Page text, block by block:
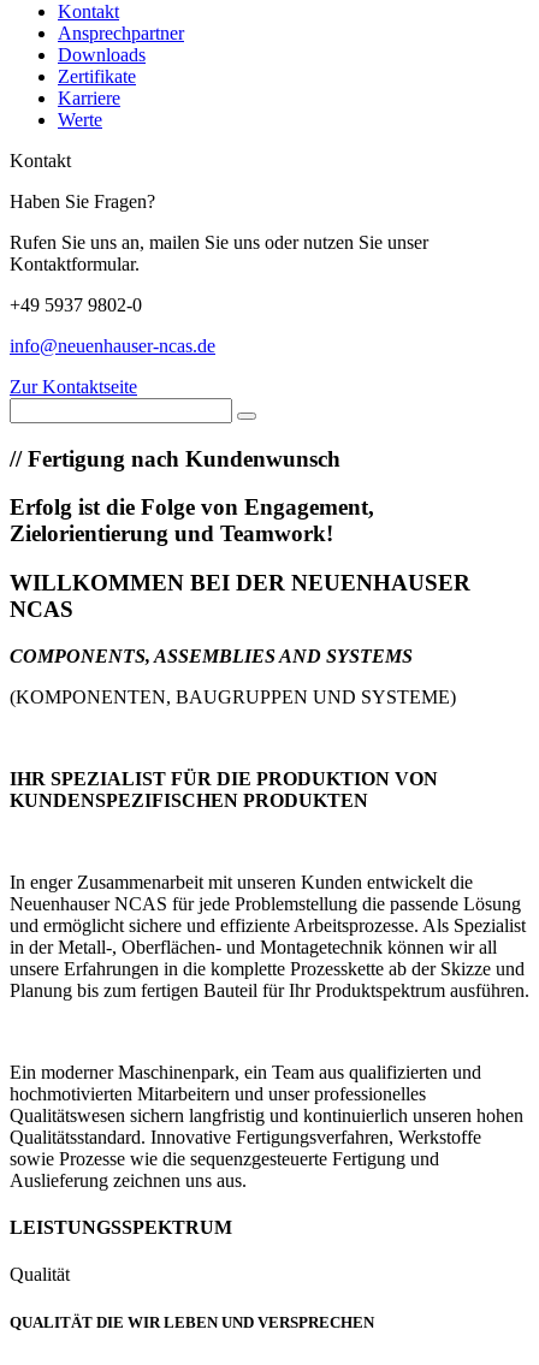
Kontakt
Ansprechpartner
Downloads
Zertifikate
Karriere
Werte
Kontakt
Haben Sie Fragen?
Rufen Sie uns an, mailen Sie uns oder nutzen Sie unser
Kontaktformular.
+49 5937 9802-0
info@neuenhauser-ncas.de
Zur Kontaktseite
//Fertigung nach Kundenwunsch
Erfolg ist die Folge von Engagement,
Zielorientierung und Teamwork!
WILLKOMMEN BEI DER NEUENHAUSER
NCAS
COMPONENTS, ASSEMBLIES AND SYSTEMS
(KOMPONENTEN, BAUGRUPPEN UND SYSTEME)
IHR SPEZIALIST FÜR DIE PRODUKTION VON
KUNDENSPEZIFISCHEN PRODUKTEN
In enger Zusammenarbeit mit unseren Kunden entwickelt die
Neuenhauser NCAS für jede Problemstellung die passende Lösung
und ermöglicht sichere und effiziente Arbeitsprozesse. Als Spezialist
in der Metall-, Oberflächen- und Montagetechnik können wir all
unsere Erfahrungen in die komplette Prozesskette ab der Skizze und
Planung bis zum fertigen Bauteil für Ihr Produktspektrum ausführen.
Ein moderner Maschinenpark, ein Team aus qualifizierten und
hochmotivierten Mitarbeitern und unser professionelles
Qualitätswesen sichern langfristig und kontinuierlich unseren hohen
Qualitätsstandard. Innovative Fertigungsverfahren, Werkstoffe
sowie Prozesse wie die sequenzgesteuerte Fertigung und
Auslieferung zeichnen uns aus.
LEISTUNGSSPEKTRUM
Qualität
QUALITÄT DIE WIR LEBEN UND VERSPRECHEN